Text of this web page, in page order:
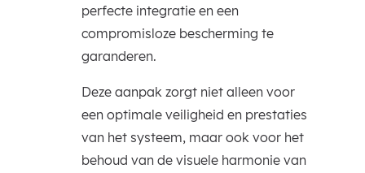
perfecte integratie en een
compromisloze bescherming te
garanderen.
Deze aanpak zorgt niet alleen voor
een optimale veiligheid en prestaties
van het systeem, maar ook voor het
behoud van de visuele harmonie van